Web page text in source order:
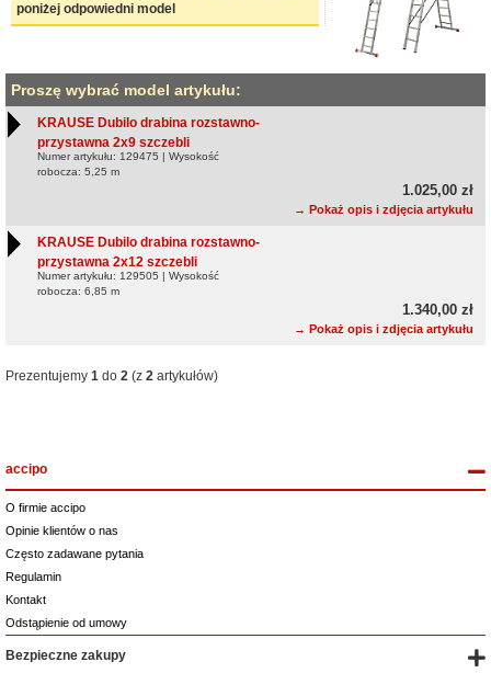
poniżej odpowiedni model
Proszę wybrać model artykułu:
KRAUSE Dubilo drabina rozstawno-
przystawna 2x9 szczebli
Numer artykułu: 129475 | Wysokość
robocza: 5,25 m
1.025,00 zł
→ Pokaż opis i zdjęcia artykułu
KRAUSE Dubilo drabina rozstawno-
przystawna 2x12 szczebli
Numer artykułu: 129505 | Wysokość
robocza: 6,85 m
1.340,00 zł
→ Pokaż opis i zdjęcia artykułu
Prezentujemy 1 do 2 (z 2 artykułów)
accipo
O firmie accipo
Opinie klientów o nas
Często zadawane pytania
Regulamin
Kontakt
Odstąpienie od umowy
Bezpieczne zakupy